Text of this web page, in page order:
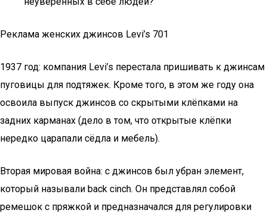
Реклама женских джинсов Levi’s 701
1937 год: компания Levi’s перестала пришивать к джинсам
пуговицы для подтяжек. Кроме того, в этом же году она
освоила выпуск джинсов со скрытыми клёпками на
задних карманах (дело в том, что открытые клёпки
нередко царапали сёдла и мебель).
Вторая мировая война: с джинсов был убран элемент,
который называли back cinch. Он представлял собой
ремешок с пряжкой и предназначался для регулировки